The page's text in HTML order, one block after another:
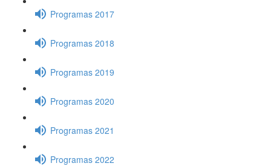
Programas 2017
Programas 2018
Programas 2019
Programas 2020
Programas 2021
Programas 2022